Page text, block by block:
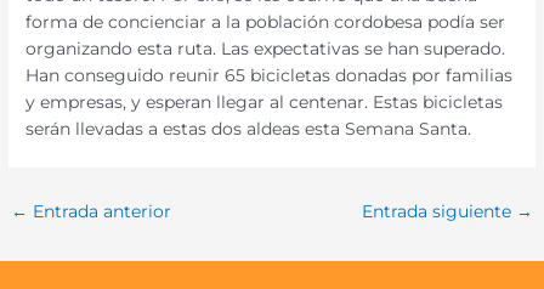
forma de concienciar a la población cordobesa podía ser
organizando esta ruta. Las expectativas se han superado.
Han conseguido reunir 65 bicicletas donadas por familias
y empresas, y esperan llegar al centenar. Estas bicicletas
serán llevadas a estas dos aldeas esta Semana Santa.
← Entrada anterior Entrada siguiente →